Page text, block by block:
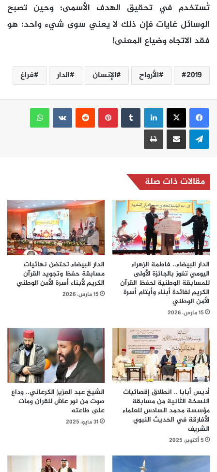
تُستخدم في تحقيق الهدف الأسمى؛ وحين تصبح
الوسائل غايات فإن ذلك لا يعني سوى شيء واحد: هو
فقد الاتجاه وضياع المعنى!
2019 الأرواح الإنسان الدار فراغ
لينكدإن بينتيريست
واتساب
تيلقرام مشاركة عبر البريد طباعة
مقالات ذات صلة
الدار البيضاء.. فاطمة الزهراء
اليومي تفوز بالجائزة الأولى
للمسابقة الوطنية لحفظ القرآن
الكريم لفائدة أبناء وأيتام أسرة
الأمن الوطني
15 مارس، 2026
الدار البيضاء تحتضن نهائيات
مسابقة حفظ وتجويد القرآن
الكريم لأبناء أسرة الأمن الوطني
15 مارس، 2026
أديس أبابا .. انطلاق إقصائيات
النسخة الثانية من مسابقة
مؤسسة محمد السادس للعلماء
الأفارقة في الحديث النبوي
الشريف
5 أكتوبر، 2025
الشيخ عبد العزيز الكرعاني.. وداع
صوت من نور عاش للقرآن ومات
على طاعته
31 مايو، 2025